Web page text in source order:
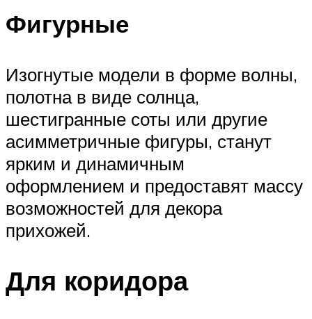
Фигурные
Изогнутые модели в форме волны,
полотна в виде солнца,
шестигранные соты или другие
асимметричные фигуры, станут
ярким и динамичным
оформлением и предоставят массу
возможностей для декора
прихожей.
Для коридора